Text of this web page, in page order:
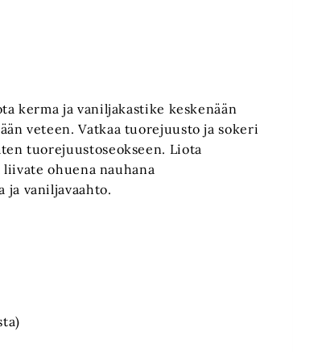
kerma ja vaniljakastike keskenään
veteen. Vatkaa tuorejuusto ja sokeri
tuorejuustoseokseen. Liota
ohuena nauhana
ja vaniljavaahto.